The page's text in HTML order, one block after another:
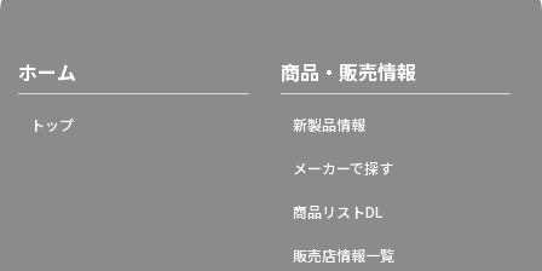
ホーム
トップ
商品・販売情報
新製品情報
メーカーで探す
商品リストDL
販売店情報一覧